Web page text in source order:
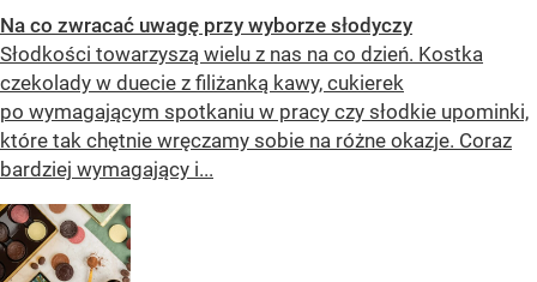
Na co zwracać uwagę przy wyborze słodyczy
Słodkości towarzyszą wielu z nas na co dzień. Kostka
czekolady w duecie z filiżanką kawy, cukierek
po wymagającym spotkaniu w pracy czy słodkie upominki,
które tak chętnie wręczamy sobie na różne okazje. Coraz
bardziej wymagający i...